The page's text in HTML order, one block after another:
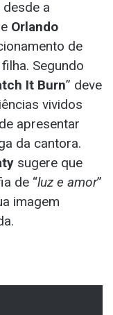
desde a
e Orlando
de
Segundo
It Burn” deve
vividos
apresentar
da cantora.
sugere que
de “luz e amor”
imagem